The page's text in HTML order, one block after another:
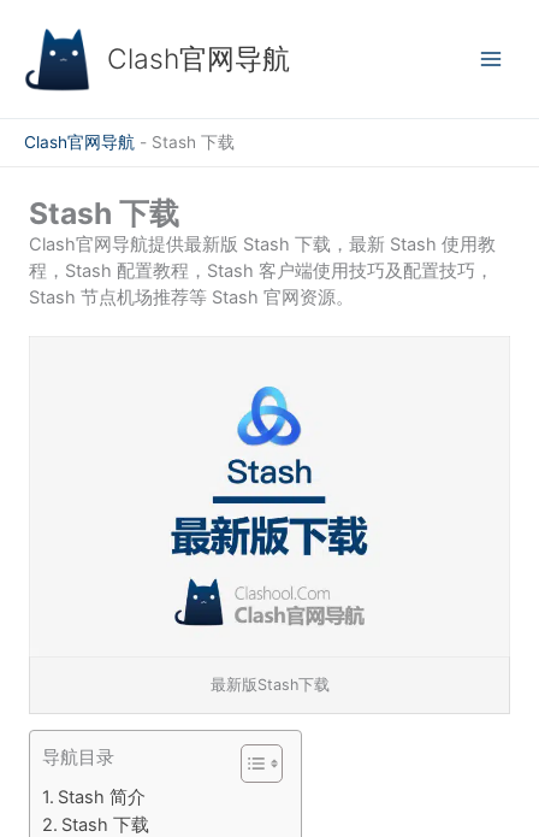
Clash官网导航
Clash官网导航 - Stash 下载
Stash 下载
Clash官网导航提供最新版 Stash 下载，最新 Stash 使用教
程，Stash 配置教程，Stash 客户端使用技巧及配置技巧，
Stash 节点机场推荐等 Stash 官网资源。
最新版Stash下载
导航目录
Stash 简介
Stash 下载